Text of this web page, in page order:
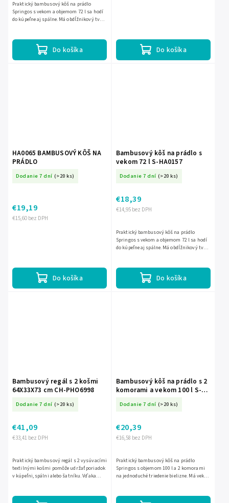
Do košíka
Praktický bambusový kôš na prádlo
Springos s vekom a objemom 72 l sa hodí
do kúpeľne aj spálne. Má obdĺžnikový tvar,
Do košíka
HA0065 BAMBUSOVÝ KÔŠ NA
PRÁDLO
Dodanie 7 dní (>20 ks)
€15,60 bez DPH
€19,19
Do košíka
Bambusový kôš na prádlo s
vekom 72 l S-HA0157
Dodanie 7 dní (>20 ks)
€14,95 bez DPH
€18,39
Do košíka
Praktický bambusový kôš na prádlo
Springos s vekom a objemom 72 l sa hodí
do kúpeľne aj spálne. Má obdĺžnikový tvar,
Bambusový regál s 2 košmi
64X33X73 cm CH-PHO6998
Dodanie 7 dní (>20 ks)
€33,41 bez DPH
€41,09
Praktický bambusový regál s 2 vysúvacími
textilnými košmi pomôže udržať poriadok
v kúpeľni, spálni alebo šatníku. Vďaka
Bambusový kôš na prádlo s 2
komorami a vekom 100 l S-
Dodanie 7 dní (>20 ks)
€16,58 bez DPH
€20,39
Praktický bambusový kôš na prádlo
Springos s objemom 100 l a 2 komorami
na jednoduché triedenie bielizne. Má veko s